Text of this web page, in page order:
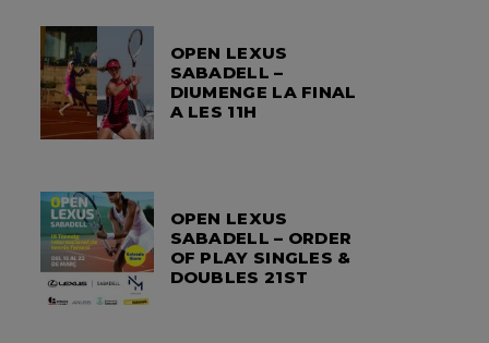
OPEN LEXUS
SABADELL –
DIUMENGE LA FINAL
A LES 11H
OPEN LEXUS
SABADELL – ORDER
OF PLAY SINGLES &
DOUBLES 21ST